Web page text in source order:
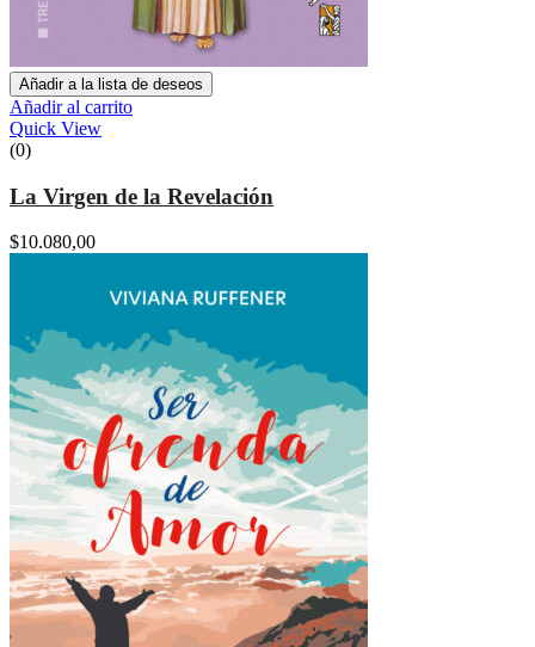
Añadir a la lista de deseos
Añadir al carrito
Quick View
(0)
La Virgen de la Revelación
$10.080,00